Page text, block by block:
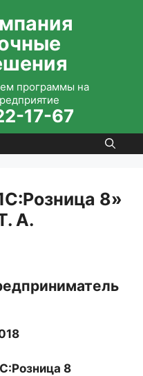
программы на
17-67
8»
А.
8